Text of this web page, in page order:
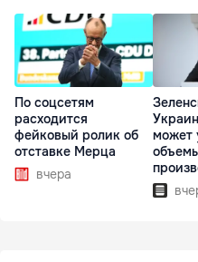
По соцсетям
расходится
фейковый ролик об
отставке Мерца
вчера
может